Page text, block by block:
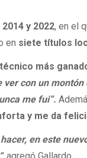
y 2022, en el
en siete títulos
más
con un
me fui”.
y me da
en este